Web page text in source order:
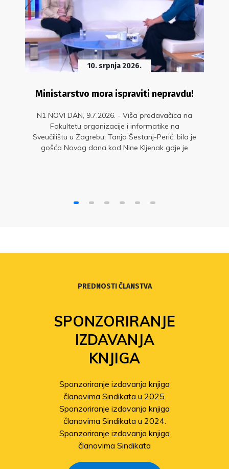
10. srpnja 2026.
Ministarstvo mora ispraviti nepravdu!
N1 NOVI DAN, 9.7.2026. - Viša predavačica na
Fakultetu organizacije i informatike na
Sveučilištu u Zagrebu, Tanja Šestanj-Perić, bila je
gošća Novog dana kod Nine Kljenak gdje je
PREDNOSTI ČLANSTVA
SPONZORIRANJE
IZDAVANJA
KNJIGA
Sponzoriranje izdavanja knjiga
članovima Sindikata u 2025.
Sponzoriranje izdavanja knjiga
članovima Sindikata u 2024.
Sponzoriranje izdavanja knjiga
članovima Sindikata